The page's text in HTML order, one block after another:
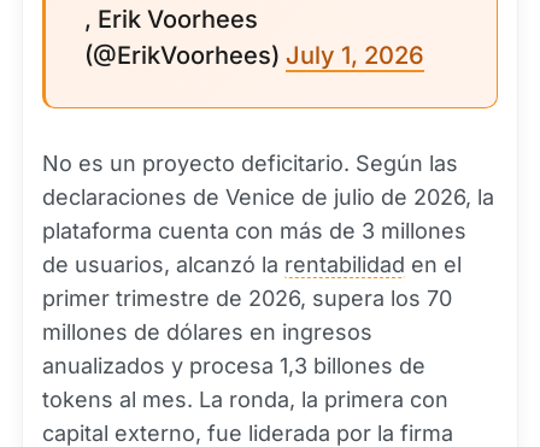
, Erik Voorhees
(@ErikVoorhees) July 1, 2026
No es un proyecto deficitario. Según las
declaraciones de Venice de julio de 2026, la
plataforma cuenta con más de 3 millones
de usuarios, alcanzó la rentabilidad en el
primer trimestre de 2026, supera los 70
millones de dólares en ingresos
anualizados y procesa 1,3 billones de
tokens al mes. La ronda, la primera con
capital externo, fue liderada por la firma